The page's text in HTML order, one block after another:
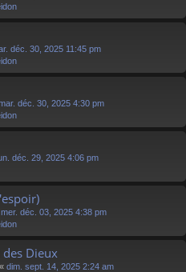
déc. 30, 2025 11:45 pm
déc. 30, 2025 4:30 pm
déc. 29, 2025 4:06 pm
mer. déc. 03, 2025 4:38 pm
des Dieux
« dim. sept. 14, 2025 2:24 am